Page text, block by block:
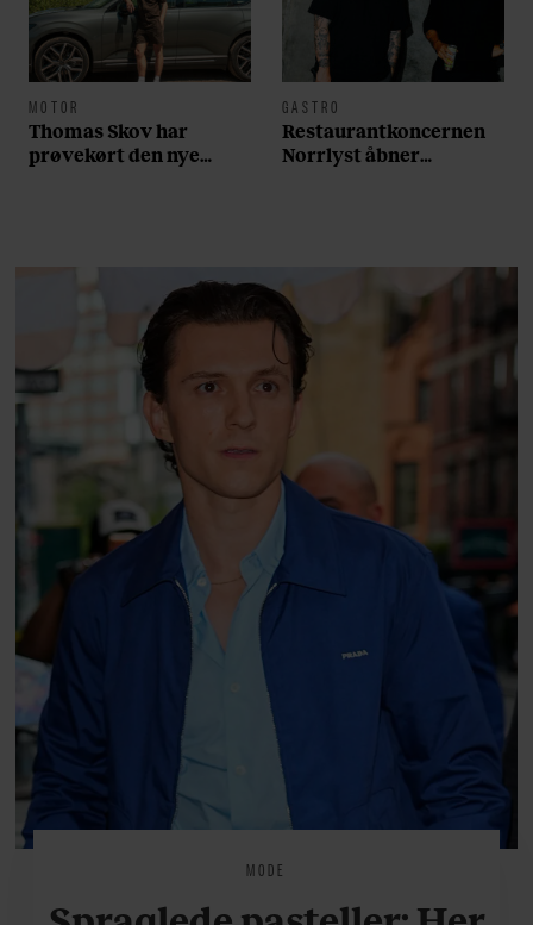
MOTOR
Thomas Skov har
prøvekørt den nye
GASTRO
Restaurantkoncernen
Norrlyst åbner
MODE